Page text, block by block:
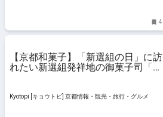
4
【京都和菓子】「新選組の日」に訪
れたい新選組発祥地の御菓子司「京
Kyotopi [キョウトピ] 京都情報・観光・旅行・グルメ